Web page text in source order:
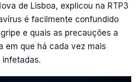
de Lisboa, explicou na RTP3
é facilmente confundido
e quais as precauções a
em que há cada vez mais
infetadas.